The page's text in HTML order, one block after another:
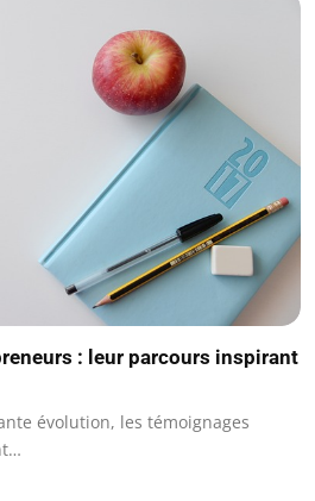
: leur parcours inspirant
évolution, les témoignages